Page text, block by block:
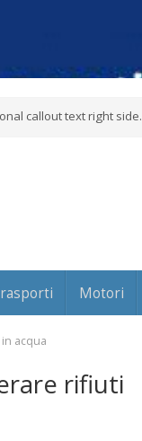
callout text right side.
Motori
acqua
rifiuti